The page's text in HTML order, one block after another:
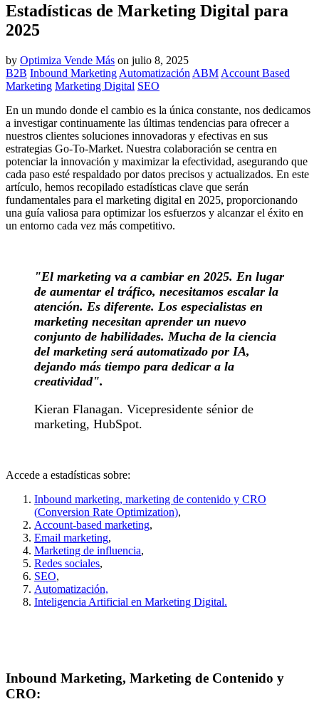
Estadísticas de Marketing Digital para
2025
by Optimiza Vende Más on julio 8, 2025
B2B Inbound Marketing Automatización ABM Account Based
Marketing Marketing Digital SEO
En un mundo donde el cambio es la única constante, nos dedicamos
a investigar continuamente las últimas tendencias para ofrecer a
nuestros clientes soluciones innovadoras y efectivas en sus
estrategias Go-To-Market. Nuestra colaboración se centra en
potenciar la innovación y maximizar la efectividad, asegurando que
cada paso esté respaldado por datos precisos y actualizados. En este
artículo, hemos recopilado estadísticas clave que serán
fundamentales para el marketing digital en 2025, proporcionando
una guía valiosa para optimizar los esfuerzos y alcanzar el éxito en
un entorno cada vez más competitivo.
"El marketing va a cambiar en 2025. En lugar
de aumentar el tráfico, necesitamos escalar la
atención. Es diferente. Los especialistas en
marketing necesitan aprender un nuevo
conjunto de habilidades. Mucha de la ciencia
del marketing será automatizado por IA,
dejando más tiempo para dedicar a la
creatividad".
Kieran Flanagan. Vicepresidente sénior de
marketing, HubSpot.
Accede a estadísticas sobre:
Inbound marketing, marketing de contenido y CRO
(Conversion Rate Optimization),
Account-based marketing,
Email marketing,
Marketing de influencia,
Redes sociales,
SEO,
Automatización,
Inteligencia Artificial en Marketing Digital.
Inbound Marketing, Marketing de Contenido y
CRO: